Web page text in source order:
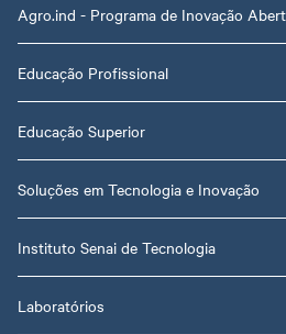
Agro.ind - Programa de Inovação
Educação Profissional
Educação Superior
Soluções em Tecnologia e Inovação
Instituto Senai de Tecnologia
Laboratórios